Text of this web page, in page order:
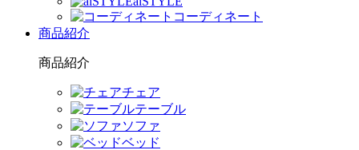
コーディネート
商品紹介
商品紹介
チェア
テーブル
ソファ
ベッド